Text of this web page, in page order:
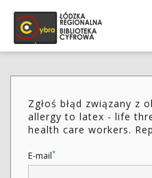
Zgłoś błąd związany z
allergy to latex - life
health care workers.
E-mail*